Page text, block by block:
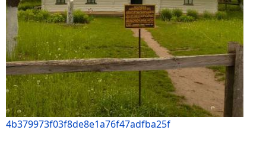
4b379973f03f8de8e1a76f47adfba25f